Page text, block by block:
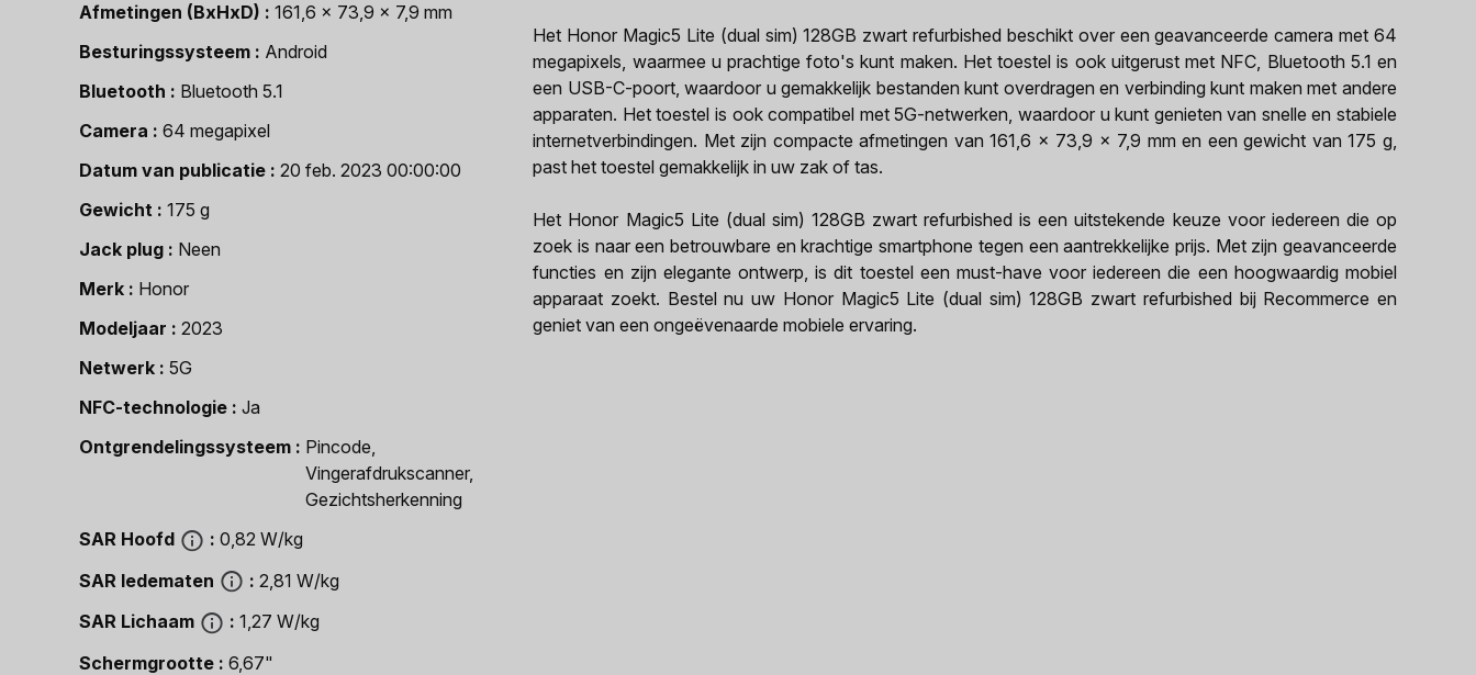
Afmetingen (BxHxD)
161,6 x 73,9 x 7,9 mm
Besturingssysteem
Android
Bluetooth
Bluetooth 5.1
Camera
64 megapixel
Datum van publicatie
20 feb. 2023 00:00:00
Gewicht
175 g
Jack plug
Neen
Merk
Honor
Modeljaar
2023
Netwerk
5G
NFC-technologie
Ja
Ontgrendelingssysteem
Pincode,
Vingerafdrukscanner,
Gezichtsherkenning
SAR Hoofd
0,82 W/kg
SAR ledematen
2,81 W/kg
SAR Lichaam
1,27 W/kg
Schermgrootte
6,67"
Het Honor Magic5 Lite (dual sim) 128GB zwart refurbished beschikt over een geavanceerde camera met 64
megapixels, waarmee u prachtige foto's kunt maken. Het toestel is ook uitgerust met NFC, Bluetooth 5.1 en
een USB-C-poort, waardoor u gemakkelijk bestanden kunt overdragen en verbinding kunt maken met andere
apparaten. Het toestel is ook compatibel met 5G-netwerken, waardoor u kunt genieten van snelle en stabiele
internetverbindingen. Met zijn compacte afmetingen van 161,6 x 73,9 x 7,9 mm en een gewicht van 175 g,
past het toestel gemakkelijk in uw zak of tas.
Het Honor Magic5 Lite (dual sim) 128GB zwart refurbished is een uitstekende keuze voor iedereen die op
zoek is naar een betrouwbare en krachtige smartphone tegen een aantrekkelijke prijs. Met zijn geavanceerde
functies en zijn elegante ontwerp, is dit toestel een must-have voor iedereen die een hoogwaardig mobiel
apparaat zoekt. Bestel nu uw Honor Magic5 Lite (dual sim) 128GB zwart refurbished bij Recommerce en
geniet van een ongeëvenaarde mobiele ervaring.